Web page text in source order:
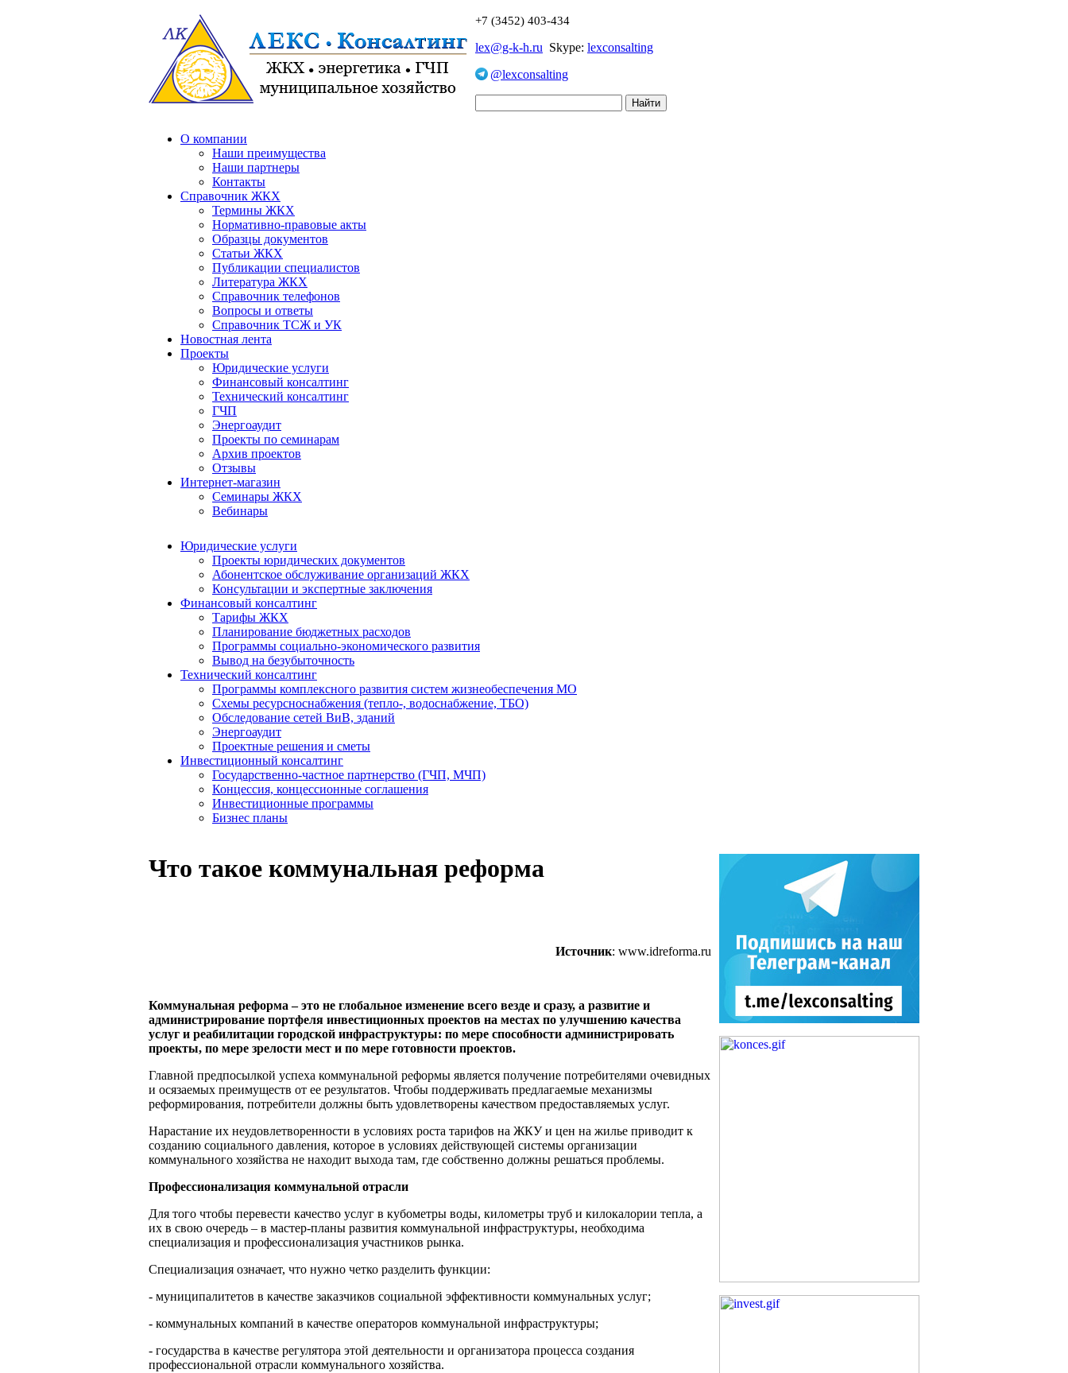
+7 (3452) 403-434
lex@g-k-h.ru Skype: lexconsalting
@lexconsalting
О компании
Наши преимущества
Наши партнеры
Контакты
Справочник ЖКХ
Термины ЖКХ
Нормативно-правовые акты
Образцы документов
Статьи ЖКХ
Публикации специалистов
Литература ЖКХ
Справочник телефонов
Вопросы и ответы
Справочник ТСЖ и УК
Новостная лента
Проекты
Юридические услуги
Финансовый консалтинг
Технический консалтинг
ГЧП
Энергоаудит
Проекты по семинарам
Архив проектов
Отзывы
Интернет-магазин
Семинары ЖКХ
Вебинары
Юридические услуги
Проекты юридических документов
Абонентское обслуживание организаций ЖКХ
Консультации и экспертные заключения
Финансовый консалтинг
Тарифы ЖКХ
Планирование бюджетных расходов
Программы социально-экономического развития
Вывод на безубыточность
Технический консалтинг
Программы комплексного развития систем жизнеобеспечения МО
Схемы ресурсноснабжения (тепло-, водоснабжение, ТБО)
Обследование сетей ВиВ, зданий
Энергоаудит
Проектные решения и сметы
Инвестиционный консалтинг
Государственно-частное партнерство (ГЧП, МЧП)
Концессия, концессионные соглашения
Инвестиционные программы
Бизнес планы
Что такое коммунальная реформа
Источник: www.idreforma.ru
Коммунальная реформа – это не глобальное изменение всего везде и сразу, а развитие и
администрирование портфеля инвестиционных проектов на местах по улучшению качества
услуг и реабилитации городской инфраструктуры: по мере способности администрировать
проекты, по мере зрелости мест и по мере готовности проектов.
Главной предпосылкой успеха коммунальной реформы является получение потребителями очевидных
и осязаемых преимуществ от ее результатов. Чтобы поддерживать предлагаемые механизмы
реформирования, потребители должны быть удовлетворены качеством предоставляемых услуг.
Нарастание их неудовлетворенности в условиях роста тарифов на ЖКУ и цен на жилье приводит к
созданию социального давления, которое в условиях действующей системы организации
коммунального хозяйства не находит выхода там, где собственно должны решаться проблемы.
Профессионализация коммунальной отрасли
Для того чтобы перевести качество услуг в кубометры воды, километры труб и килокалории тепла, а
их в свою очередь – в мастер-планы развития коммунальной инфраструктуры, необходима
специализация и профессионализация участников рынка.
Специализация означает, что нужно четко разделить функции:
- муниципалитетов в качестве заказчиков социальной эффективности коммунальных услуг;
- коммунальных компаний в качестве операторов коммунальной инфраструктуры;
- государства в качестве регулятора этой деятельности и организатора процесса создания
профессиональной отрасли коммунального хозяйства.